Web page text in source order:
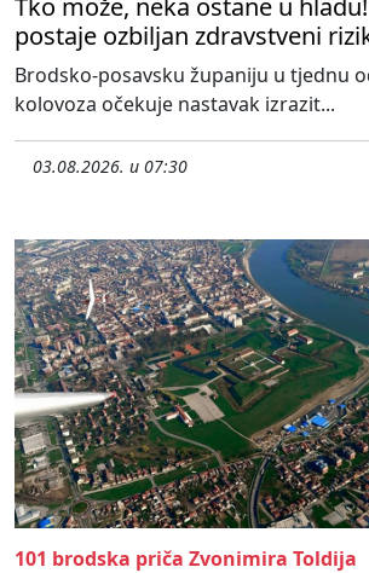
Tko može, neka ostane u
postaje ozbiljan zdravstveni
Brodsko-posavsku županiju u tjednu
kolovoza očekuje nastavak izrazit...
03.08.2026. u 07:30
101 brodska priča Zvonimira Toldija